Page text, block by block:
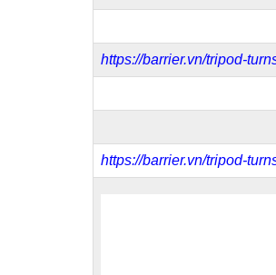
https://barrier.vn/tripod-
https://barrier.vn/tripod-